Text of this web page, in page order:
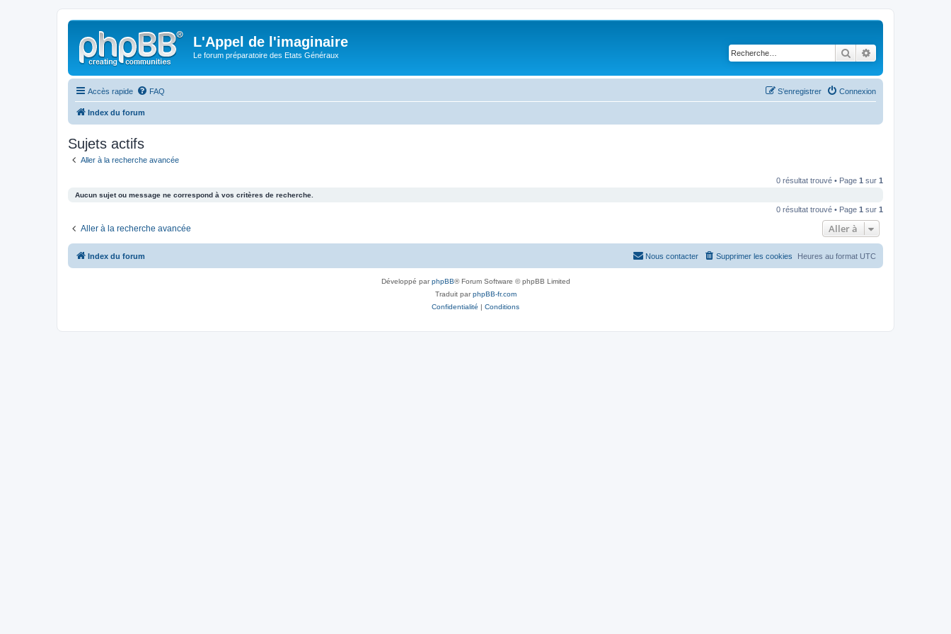
L'Appel de l'imaginaire
Le forum préparatoire des Etats Généraux Rechercher
Accès rapide FAQ Connexion
S’enregistrer
Index du forum
Sujets actifs
Aller à la recherche avancée
0 résultat trouvé • Page 1 sur 1
Aucun sujet ou message ne correspond à vos critères de recherche.
0 résultat trouvé • Page 1 sur 1
Aller à la recherche avancée Aller à
Index du forum Heures au format UTC
Supprimer les cookies
Nous contacter
Développé parphpBB® Forum Software © phpBB Limited
Traduit parphpBB-fr.com
Confidentialité | Conditions